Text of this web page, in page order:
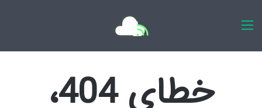
خطای 404،